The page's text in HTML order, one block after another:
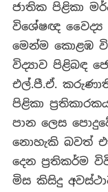
ජාතික පිළිකා
විශේෂඥ වෛද්‍ය
මෙන්ම කොළඹ
විද්‍යාව පිළිබඳ
එල්.පී.ඒ.
පිළිකා
පාන ලෙස
නොහැකි බවත්
දෙන ප්‍රතිකර්ම
මිස කිසිදු